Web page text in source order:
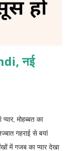
नई
मोहब्बत का
गहराई से बयां
में गजब का प्यार देखा